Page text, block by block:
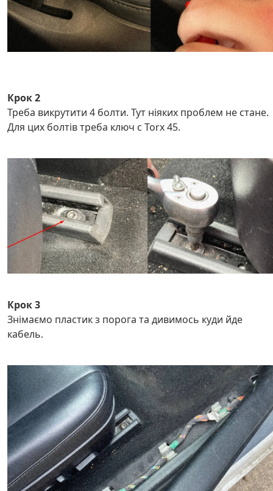
Крок 2
Треба викрутити 4 болти. Тут ніяких проблем не стане.
Для цих болтів треба ключ с Torx 45.
Крок 3
Знімаємо пластик з порога та дивимось куди йде
кабель.